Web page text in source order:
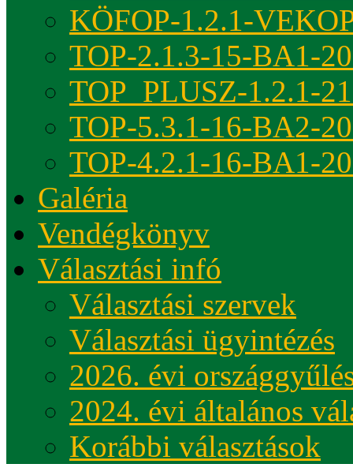
KÖFOP-1.2.1-
TOP-2.1.3-15-BA1-
TOP_PLUSZ-1.2.1-
TOP-5.3.1-16-BA2-
TOP-4.2.1-16-BA1-
Galéria
Vendégkönyv
Választási infó
Választási szervek
Választási ügyintézés
2026. évi
2024. évi általános
Korábbi választások